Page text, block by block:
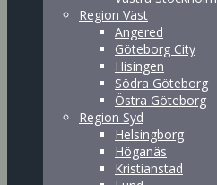
Region Väst
Angered
Göteborg City
Hisingen
Södra Göteborg
Östra Göteborg
Region Syd
Helsingborg
Höganäs
Kristianstad